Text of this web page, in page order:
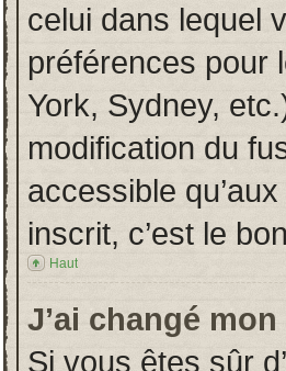
celui dans lequel
préférences pour
York, Sydney,
modification du
accessible
inscrit, c’est le
Haut
J’ai changé
Si vous êtes sûr